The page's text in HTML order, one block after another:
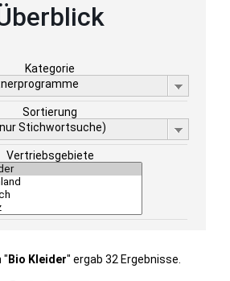
Kategorie
Sortierung
Stichwortsuche)
Vertriebsgebiete
" Bio Kleider" ergab 32 Ergebnisse.